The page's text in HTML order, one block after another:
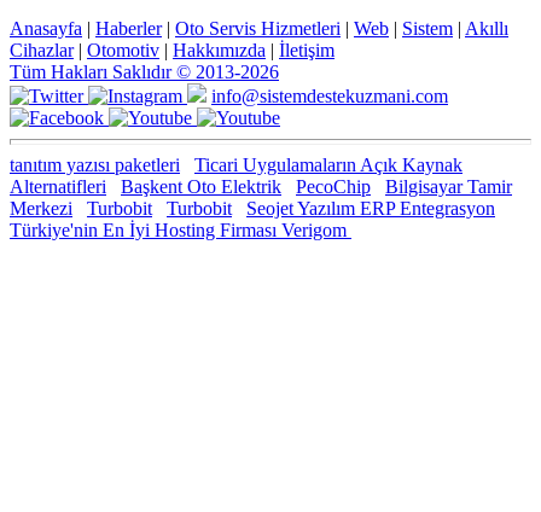
Anasayfa | Haberler| Oto Servis Hizmetleri | Web | Sistem | Akıllı
Cihazlar| Otomotiv | Hakkımızda | İletişim
Tüm Hakları Saklıdır © 2013-2026
info@sistemdestekuzmani.com
tanıtım yazısı paketleri
Ticari Uygulamaların Açık Kaynak
Alternatifleri
Başkent Oto Elektrik PecoChip
Bilgisayar Tamir
Merkezi
Turbobit Turbobit
Seojet Yazılım ERP Entegrasyon
Türkiye'nin En İyi Hosting Firması Verigom